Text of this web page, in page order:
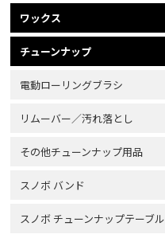
ワックス
チューンナップ
電動ローリングブラシ
リムーバー／汚れ落とし
その他チューンナップ用品
スノボ バンド
スノボ チューンナップテーブル